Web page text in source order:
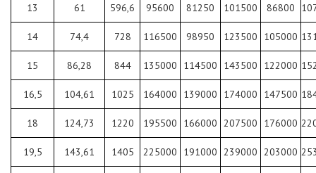
13 61 596,6 95600 81250 101500 86800
14 74,4 728 116500 98950 123500 105000
15 86,28 844 135000 114500 143500 122000
16,5 104,61 1025 164000 139000 174000 147500
18 124,73 1220 195500 166000 207500 176000
19,5 143,61 1405 225000 191000 239000 203000